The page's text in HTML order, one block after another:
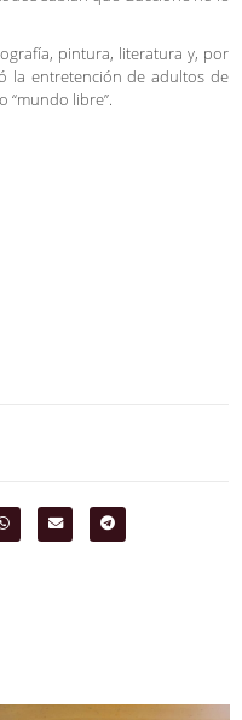
pintura, literatura y, por
la entretención de adultos de
“mundo libre”.